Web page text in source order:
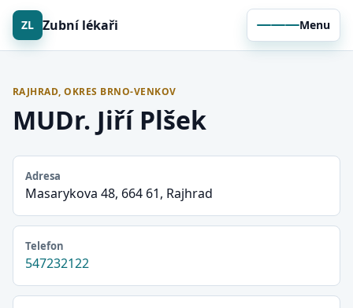
ZL Zubní lékaři Menu
RAJHRAD, OKRES BRNO-VENKOV
MUDr. Jiří Plšek
Adresa
Masarykova 48, 664 61, Rajhrad
Telefon
547232122